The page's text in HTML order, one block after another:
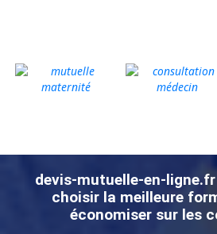
devis-mutuelle-en-
choisir la meilleure
économiser sur les